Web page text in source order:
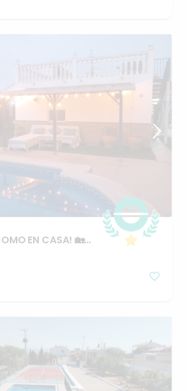
EN CASA! 🏡